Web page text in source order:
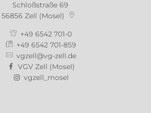
Schloßstraße 69
56856 Zell (Mosel)
+49 6542 701-0
+49 6542 701-859
vgzell@vg-zell.de
VGV Zell (Mosel)
vgzell_mosel